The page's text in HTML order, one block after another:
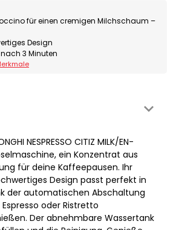
für einen cremigen Milchschaum –
Design
3 Minuten
NESPRESSO CITIZ MILK/EN-
ein Konzentrat aus
für deine Kaffeepausen. Ihr
Design passt perfekt in
der automatischen Abschaltung
oder Ristretto
Der abnehmbare Wassertank